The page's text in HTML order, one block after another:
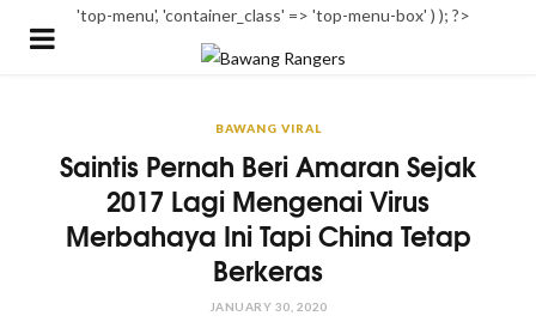
'top-menu', 'container_class' => 'top-menu-box' ) ); ?>
BAWANG VIRAL
Saintis Pernah Beri Amaran Sejak
2017 Lagi Mengenai Virus
Merbahaya Ini Tapi China Tetap
Berkeras
JANUARY 30, 2020